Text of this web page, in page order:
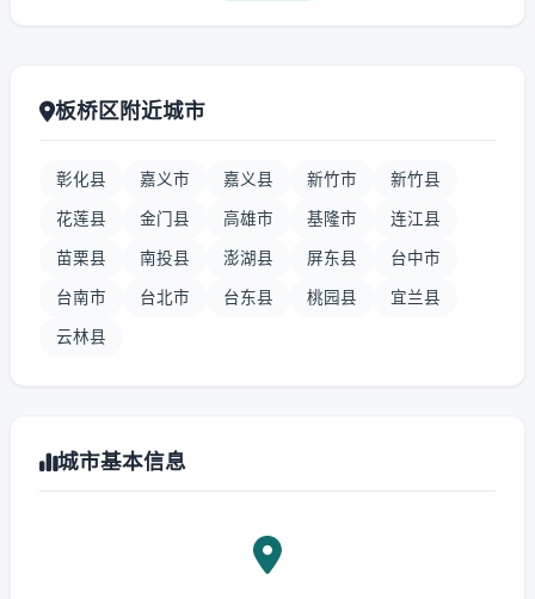
板桥区附近城市
彰化县 嘉义市 嘉义县 新竹市 新竹县
花莲县 金门县 高雄市 基隆市 连江县
苗栗县 南投县 澎湖县 屏东县 台中市
台南市 台北市 台东县 桃园县 宜兰县
云林县
城市基本信息